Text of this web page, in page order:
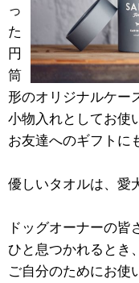
っ
た
円
筒
形のオリジナルケー
小物入れとしてお使
お友達へのギフトに
優しいタオルは、愛
ドッグオーナーの
ひと息つかれるとき
ご自分のためにお使